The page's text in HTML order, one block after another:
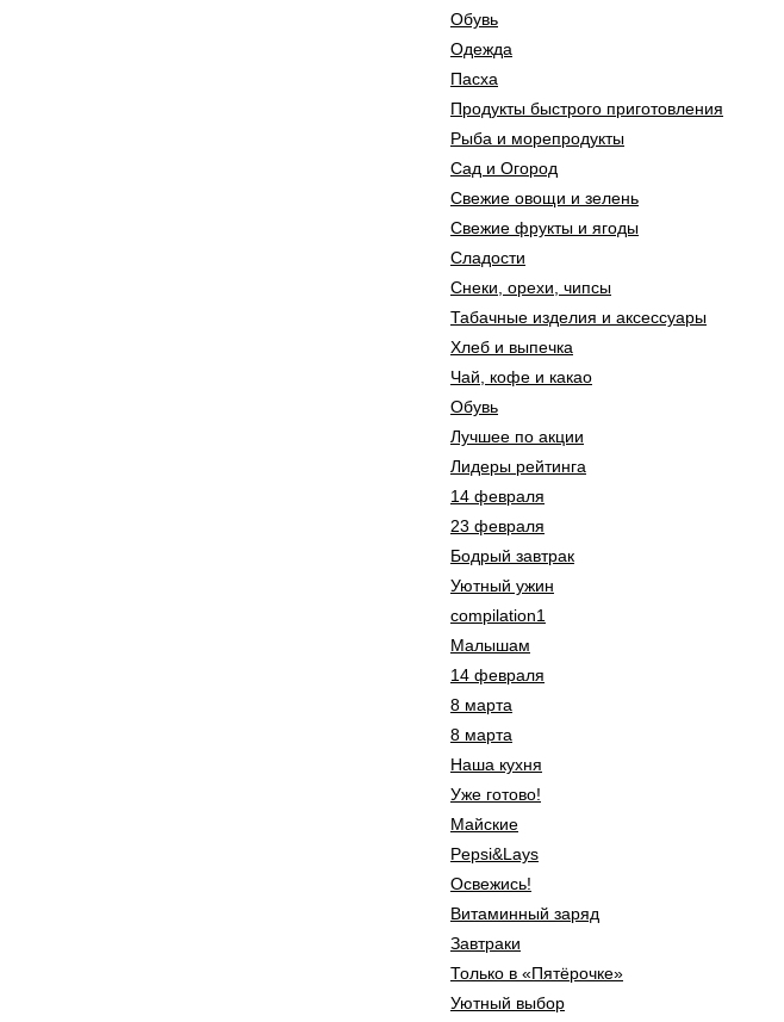
Обувь
Одежда
Пасха
Продукты быстрого приготовления
Рыба и морепродукты
Сад и Огород
Свежие овощи и зелень
Свежие фрукты и ягоды
Сладости
Снеки, орехи, чипсы
Табачные изделия и аксессуары
Хлеб и выпечка
Чай, кофе и какао
Обувь
Лучшее по акции
Лидеры рейтинга
14 февраля
23 февраля
Бодрый завтрак
Уютный ужин
compilation1
Малышам
14 февраля
8 марта
8 марта
Наша кухня
Уже готово!
Майские
Pepsi&Lays
Освежись!
Витаминный заряд
Завтраки
Только в «Пятёрочке»
Уютный выбор